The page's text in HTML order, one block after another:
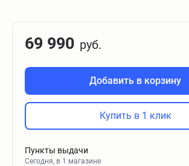
69 990 руб.
Добавить в корзину
Купить в 1 клик
Пункты выдачи
Сегодня, в 1 магазине